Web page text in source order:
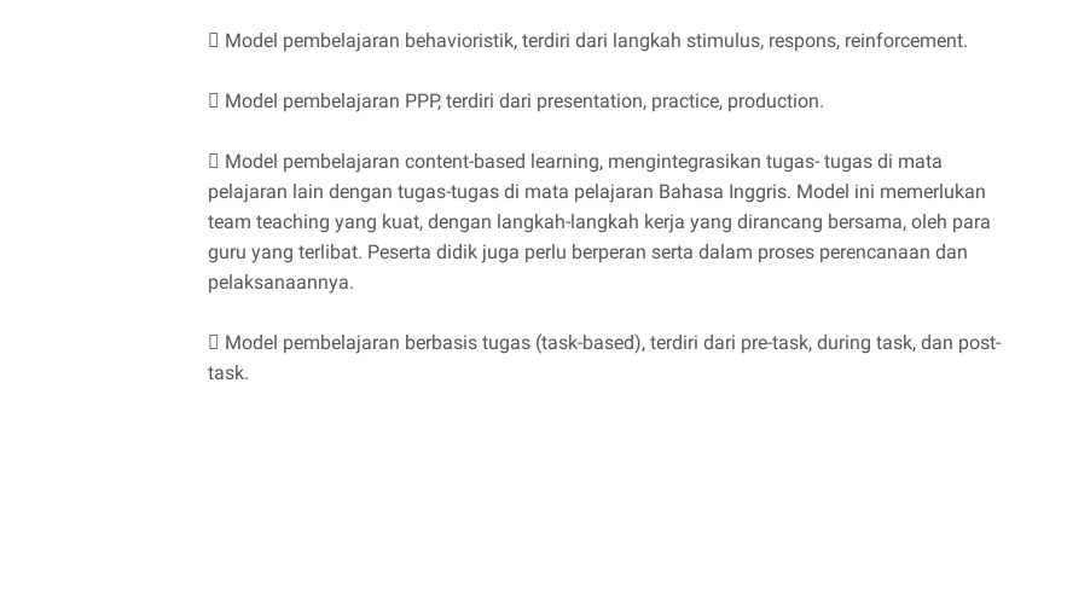
 Model pembelajaran behavioristik, terdiri dari langkah stimulus, respons, reinforcement.
 Model pembelajaran PPP, terdiri dari presentation, practice, production.
 Model pembelajaran content-based learning, mengintegrasikan tugas- tugas di mata
pelajaran lain dengan tugas-tugas di mata pelajaran Bahasa Inggris. Model ini memerlukan
team teaching yang kuat, dengan langkah-langkah kerja yang dirancang bersama, oleh para
guru yang terlibat. Peserta didik juga perlu berperan serta dalam proses perencanaan dan
pelaksanaannya.
 Model pembelajaran berbasis tugas (task-based), terdiri dari pre-task, during task, dan post-
task.